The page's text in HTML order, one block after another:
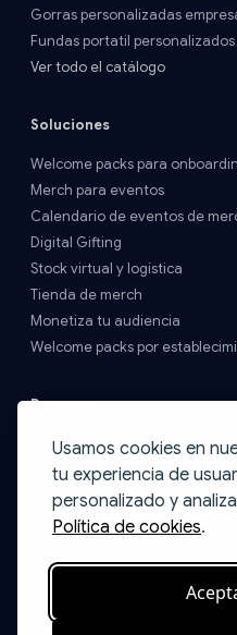
Usamos cookies en
tu experiencia de
personalizado y
Política de cookies.
Gorras personalizadas
Fundas portatil
Ver todo el catálogo
Soluciones
Welcome packs para
Merch para eventos
Calendario de eventos de
Digital Gifting
Stock virtual y logística
Tienda de merch
Monetiza tu audiencia
Welcome packs por
Recursos
Precios y Envíos
FAQs
Contacto
Blog
Catálogo Print on Demand